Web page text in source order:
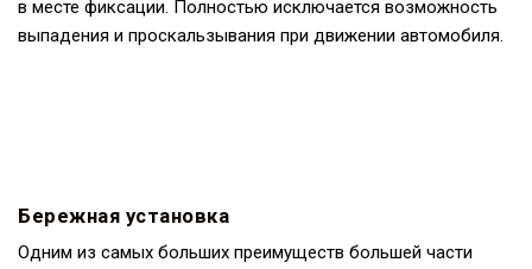
в месте фиксации. Полностью исключается возможность
выпадения и проскальзывания при движении автомобиля.
Бережная установка
Одним из самых больших преимуществ большей части